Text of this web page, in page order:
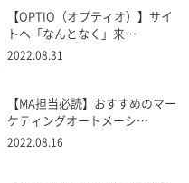
【OPTIO（オプティオ）】サイ
トへ「なんとなく」来…
2022.08.31
【MA担当必読】おすすめのマー
ケティングオートメーシ…
2022.08.16